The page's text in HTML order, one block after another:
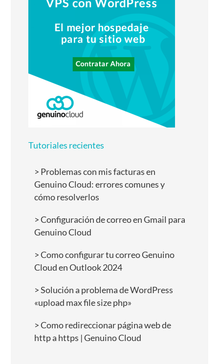
Tutoriales recientes
Problemas con mis facturas en
Genuino Cloud: errores comunes y
cómo resolverlos
Configuración de correo en Gmail para
Genuino Cloud
Como configurar tu correo Genuino
Cloud en Outlook 2024
Solución a problema de WordPress
«upload max file size php»
Como redireccionar página web de
http a https | Genuino Cloud